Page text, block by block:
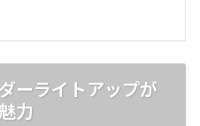
ーライトアップが
力